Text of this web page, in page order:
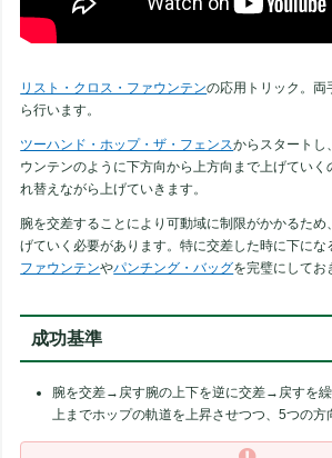
リスト・クロス・ファウンテンの応用トリック。両
ら行います。
ツーハンド・ホップ・ザ・フェンスからスタートし
ウンテンのように下方向から上方向まで上げていく
れ替えながら上げていきます。
腕を交差することにより可動域に制限がかかるた
げていく必要があります。特に交差した時に下にな
ファウンテンやパンチング・バッグを完璧にしてお
成功基準
腕を交差→戻す腕の上下を逆に交差→戻すを
上までホップの軌道を上昇させつつ、5つの